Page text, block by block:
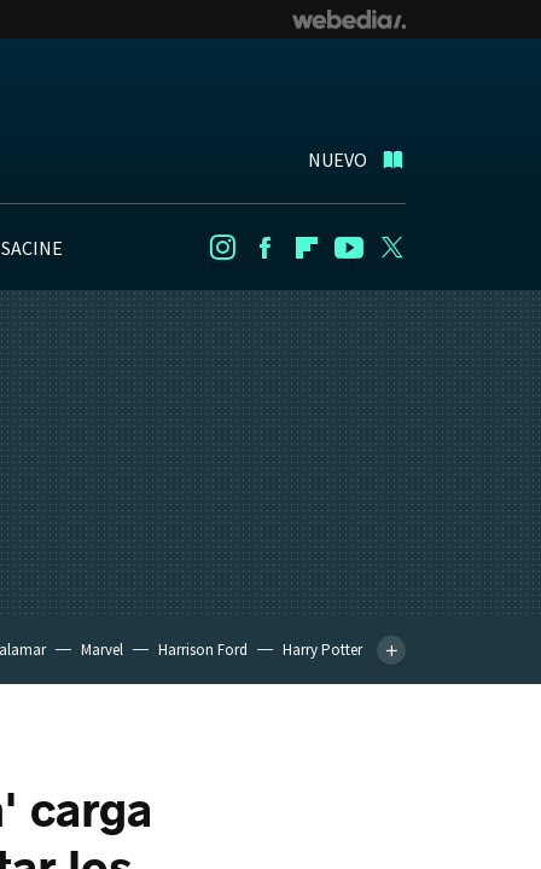
NUEVO
InstagramFacebookFlipboard
Youtube
Marvel Harrison Ford
Harry Potter
carga